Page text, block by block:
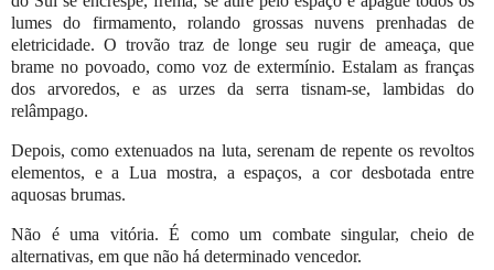
lumes do firmamento, rolando grossas nuvens prenhadas de
eletricidade. O trovão traz de longe seu rugir de ameaça, que
brame no povoado, como voz de extermínio. Estalam as franças
dos arvoredos, e as urzes da serra tisnam-se, lambidas do
relâmpago.
Depois, como extenuados na luta, serenam de repente os revoltos
elementos, e a Lua mostra, a espaços, a cor desbotada entre
aquosas brumas.
Não é uma vitória. É como um combate singular, cheio de
alternativas, em que não há determinado vencedor.